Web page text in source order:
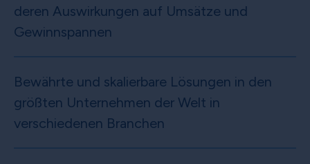
deren Auswirkungen auf Umsätze und
Gewinnspannen
Bewährte und skalierbare Lösungen in den
größten Unternehmen der Welt in
verschiedenen Branchen